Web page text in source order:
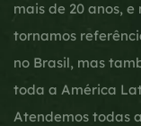
mais de 20 anos, e
tornamos
no Brasil, mas
toda a América
Atendemos todas